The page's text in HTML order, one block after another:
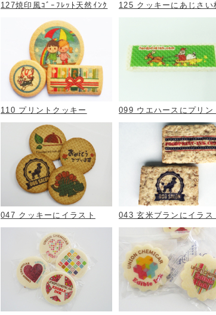
127焼印風ｺﾞｰﾌﾚｯﾄ天然ｲﾝｸ 125 クッキーにあじさい
110 プリントクッキー 099 ウエハースにプリン
047 クッキーにイラスト 043 玄米ブランにイラス